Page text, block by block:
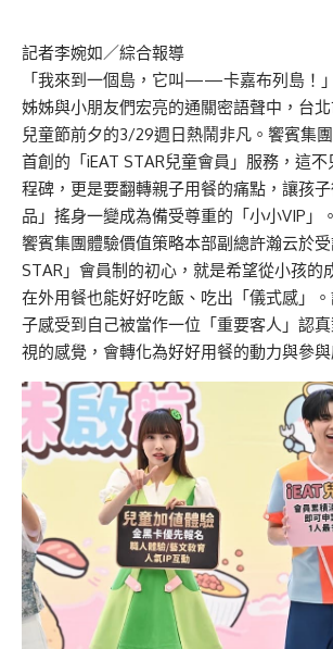
記者李婉如／綜合報導
「我來到一個島，它叫——卡嘉布列島！
姊姊與小朋友們宏亮的通關密語聲中，台
兒童節前夕的3/29週日熱鬧非凡。饗賓集
首創的「iEAT STAR兒童會員」服務，這
程碑，更是要翻轉親子用餐的痛點，讓孩
品」搖身一變成為備受尊重的「小小VIP」。
饗賓集團體驗價值策略本部副總許瀚云於
STAR」會員制的初心，就是希望從小孩的
在外用餐也能好好吃飯、吃出「儀式感」
子感受到自己被當作一位「重要客人」認
視的感覺，會轉化為好好用餐的動力與參與